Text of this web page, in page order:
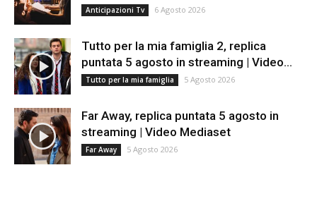
Anticipazioni Tv 6 Agosto 2026
Tutto per la mia famiglia 2, replica
puntata 5 agosto in streaming | Video...
Tutto per la mia famiglia 5 Agosto 2026
Far Away, replica puntata 5 agosto in
streaming | Video Mediaset
Far Away 5 Agosto 2026